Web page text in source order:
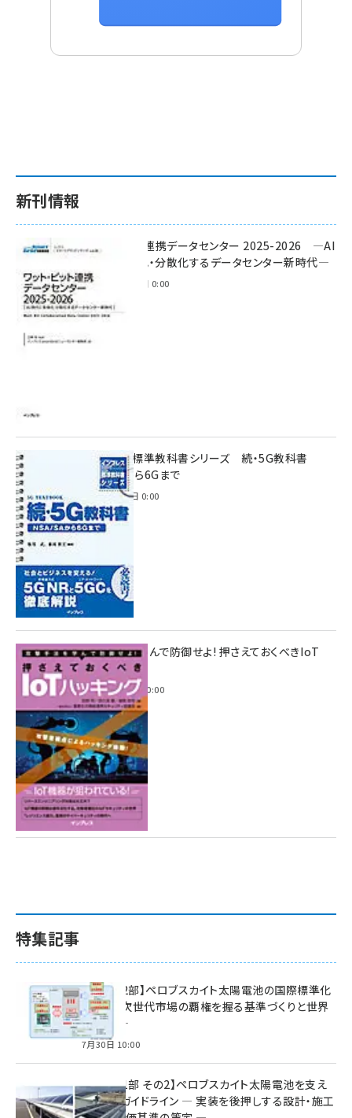
新刊情報
ワット・ビット連携データセンター 2025-2026 ―AI
時代に多様化・分散化するデータセンター新時代―
2025年11月28日 0:00
インプレス標準教科書シリーズ 続・5G教科書
NSA/SAから6Gまで
2023年4月3日 0:00
攻撃手法を学んで防御せよ! 押さえておくべきIoT
ハッキング
2022年6月14日 0:00
特集記事
特集【第2部】ペロブスカイト太陽電池の国際標準化
戦略 ― 次世代市場の覇権を握る基準づくりと世界
の動向 ―
7月30日 10:00
特集【第1部 その2】ペロブスカイト太陽電池を支え
る2つのガイドライン ― 実装を後押しする設計・施工